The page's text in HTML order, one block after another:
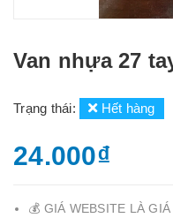
Van nhựa 27
Trạng thái: Hết hàng
24.000₫
💰 GIÁ WEBSITE LÀ